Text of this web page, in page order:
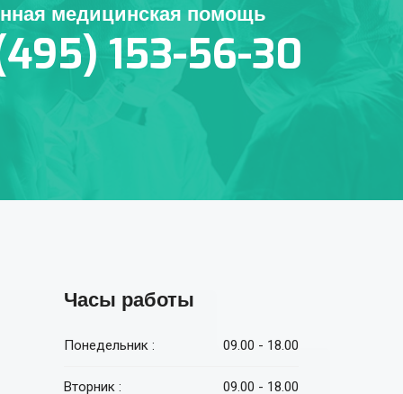
медицинская помощь
153-56-30
Часы работы
Понедельник : 09.00 - 18.00
Вторник : 09.00 - 18.00